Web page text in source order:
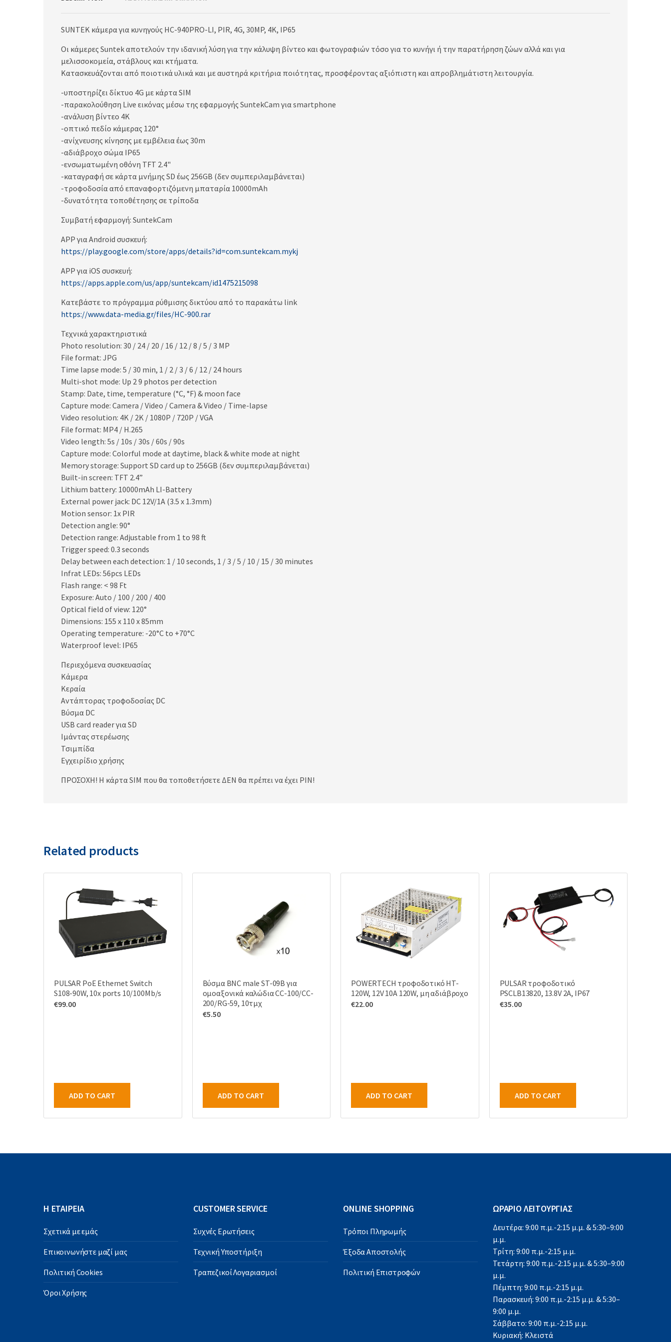
SUNTEK κάμερα για κυνηγούς HC-940PRO-LI, PIR, 4G, 30MP, 4K, IP65
Οι κάμερες Suntek αποτελούν την ιδανική λύση για την κάλυψη βίντεο και φωτογραφιών τόσο για το κυνήγι ή την παρατήρηση ζώων αλλά και για
μελισσοκομεία, στάβλους και κτήματα.
Κατασκευάζονται από ποιοτικά υλικά και με αυστηρά κριτήρια ποιότητας, προσφέροντας αξιόπιστη και απροβλημάτιστη λειτουργία.
-υποστηρίζει δίκτυο 4G με κάρτα SIM
-παρακολούθηση Live εικόνας μέσω της εφαρμογής SuntekCam για smartphone
-ανάλυση βίντεο 4K
-οπτικό πεδίο κάμερας 120°
-ανίχνευσης κίνησης με εμβέλεια έως 30m
-αδιάβροχο σώμα IP65
-ενσωματωμένη οθόνη TFT 2.4"
-καταγραφή σε κάρτα μνήμης SD έως 256GB (δεν συμπεριλαμβάνεται)
-τροφοδοσία από επαναφορτιζόμενη μπαταρία 10000mAh
-δυνατότητα τοποθέτησης σε τρίποδα
Συμβατή εφαρμογή: SuntekCam
APP για Android συσκευή:
https://play.google.com/store/apps/details?id=com.suntekcam.mykj
APP για iOS συσκευή:
https://apps.apple.com/us/app/suntekcam/id1475215098
Κατεβάστε το πρόγραμμα ρύθμισης δικτύου από το παρακάτω link
https://www.data-media.gr/files/HC-900.rar
Τεχνικά χαρακτηριστικά
Photo resolution: 30 / 24 / 20 / 16 / 12 / 8 / 5 / 3 MP
File format: JPG
Time lapse mode: 5 / 30 min, 1 / 2 / 3 / 6 / 12 / 24 hours
Multi-shot mode: Up 2 9 photos per detection
Stamp: Date, time, temperature (°C, °F) & moon face
Capture mode: Camera / Video / Camera & Video / Time-lapse
Video resolution: 4K / 2K / 1080P / 720P / VGA
File format: MP4 / H.265
Video length: 5s / 10s / 30s / 60s / 90s
Capture mode: Colorful mode at daytime, black & white mode at night
Memory storage: Support SD card up to 256GB (δεν συμπεριλαμβάνεται)
Built-in screen: TFT 2.4”
Lithium battery: 10000mAh LI-Battery
External power jack: DC 12V/1A (3.5 x 1.3mm)
Motion sensor: 1x PIR
Detection angle: 90°
Detection range: Adjustable from 1 to 98 ft
Trigger speed: 0.3 seconds
Delay between each detection: 1 / 10 seconds, 1 / 3 / 5 / 10 / 15 / 30 minutes
Infrat LEDs: 56pcs LEDs
Flash range: < 98 Ft
Exposure: Auto / 100 / 200 / 400
Optical field of view: 120°
Dimensions: 155 x 110 x 85mm
Operating temperature: -20°C to +70°C
Waterproof level: IP65
Περιεχόμενα συσκευασίας
Κάμερα
Κεραία
Αντάπτορας τροφοδοσίας DC
Βύσμα DC
USB card reader για SD
Ιμάντας στερέωσης
Τσιμπίδα
Εγχειρίδιο χρήσης
ΠΡΟΣΟΧΗ! Η κάρτα SIM που θα τοποθετήσετε ΔΕΝ θα πρέπει να έχει PIN!
Related products
PULSAR PoE Ethernet Switch
S108-90W, 10x ports 10/100Mb/s
€99.00
ADD TO CART
Βύσμα BNC male ST-09B για
ομοαξονικά καλώδια CC-100/CC-
200/RG-59, 10τμχ
€5.50
ADD TO CART
POWERTECH τροφοδοτικό HT-
120W, 12V 10A 120W, μη αδιάβροχο
€22.00
ADD TO CART
PULSAR τροφοδοτικό
PSCLB13820, 13.8V 2A, IP67
€35.00
ADD TO CART
Η ΕΤΑΙΡΕΙΑ
Σχετικά με εμάς
Επικοινωνήστε μαζί μας
Πολιτική Cookies
Όροι Χρήσης
CUSTOMER SERVICE
Συχνές Ερωτήσεις
Τεχνική Υποστήριξη
Τραπεζικοί Λογαριασμοί
ONLINE SHOPPING
Τρόποι Πληρωμής
Έξοδα Αποστολής
Πολιτική Επιστροφών
ΩΡΑΡΙΟ ΛΕΙΤΟΥΡΓΙΑΣ
Δευτέρα: 9:00 π.μ.-2:15 μ.μ. & 5:30–9:00
μ.μ.
Τρίτη: 9:00 π.μ.-2:15 μ.μ.
Τετάρτη: 9:00 π.μ.-2:15 μ.μ. & 5:30–9:00
μ.μ.
Πέμπτη: 9:00 π.μ.-2:15 μ.μ.
Παρασκευή: 9:00 π.μ.-2:15 μ.μ. & 5:30–
9:00 μ.μ.
Σάββατο: 9:00 π.μ.-2:15 μ.μ.
Κυριακή: Κλειστά